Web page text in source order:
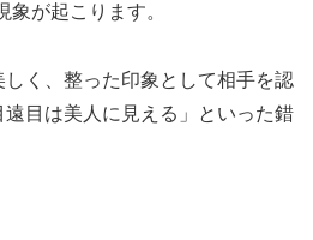
象が起こります。
く、整った印象として相手を認
目は美人に見える」といった錯